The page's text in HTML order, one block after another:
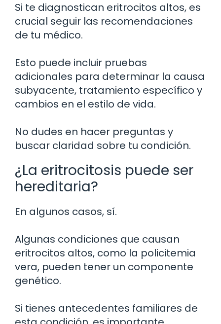
Si te diagnostican eritrocitos altos, es
crucial seguir las recomendaciones
de tu médico.
Esto puede incluir pruebas
adicionales para determinar la causa
subyacente, tratamiento específico y
cambios en el estilo de vida.
No dudes en hacer preguntas y
buscar claridad sobre tu condición.
¿La eritrocitosis puede ser
hereditaria?
En algunos casos, sí.
Algunas condiciones que causan
eritrocitos altos, como la policitemia
vera, pueden tener un componente
genético.
Si tienes antecedentes familiares de